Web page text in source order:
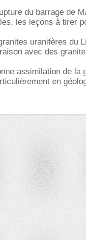
du barrage de
les leçons à tirer
uranifères du
avec des
assimilation de la
en